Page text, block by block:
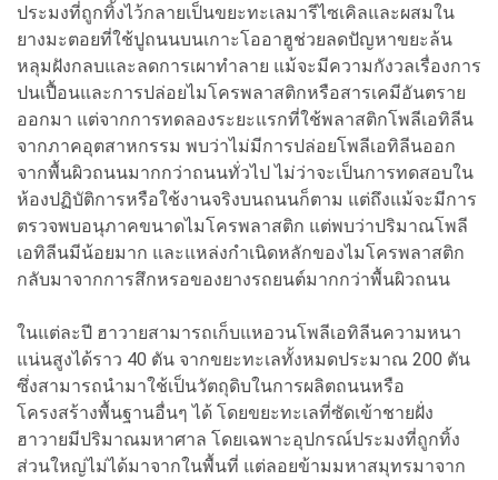
ประมงที่ถูกทิ้งไว้กลายเป็นขยะทะเลมารีไซเคิลและผสมใน
ยางมะตอยที่ใช้ปูถนนบนเกาะโออาฮูช่วยลดปัญหาขยะล้น
หลุมฝังกลบและลดการเผาทำลาย แม้จะมีความกังวลเรื่องการ
ปนเปื้อนและการปล่อยไมโครพลาสติกหรือสารเคมีอันตราย
ออกมา แต่จากการทดลองระยะแรกที่ใช้พลาสติกโพลีเอทิลีน
จากภาคอุตสาหกรรม พบว่าไม่มีการปล่อยโพลีเอทิลีนออก
จากพื้นผิวถนนมากกว่าถนนทั่วไป ไม่ว่าจะเป็นการทดสอบใน
ห้องปฏิบัติการหรือใช้งานจริงบนถนนก็ตาม แต่ถึงแม้จะมีการ
ตรวจพบอนุภาคขนาดไมโครพลาสติก แต่พบว่าปริมาณโพลี
เอทิลีนมีน้อยมาก และแหล่งกำเนิดหลักของไมโครพลาสติก
กลับมาจากการสึกหรอของยางรถยนต์มากกว่าพื้นผิวถนน
ในแต่ละปี ฮาวายสามารถเก็บแหอวนโพลีเอทิลีนความหนา
แน่นสูงได้ราว 40 ตัน จากขยะทะเลทั้งหมดประมาณ 200 ตัน
ซึ่งสามารถนำมาใช้เป็นวัตถุดิบในการผลิตถนนหรือ
โครงสร้างพื้นฐานอื่นๆ ได้ โดยขยะทะเลที่ซัดเข้าชายฝั่ง
ฮาวายมีปริมาณมหาศาล โดยเฉพาะอุปกรณ์ประมงที่ถูกทิ้ง
ส่วนใหญ่ไม่ได้มาจากในพื้นที่ แต่ลอยข้ามมหาสมุทรมาจาก